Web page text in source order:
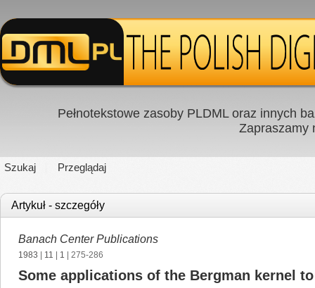
Pełnotekstowe zasoby PLDML oraz innych
Zapraszamy
Szukaj Przeglądaj
Artykuł - szczegóły
Banach Center Publications
1983 11 1 | 275-286
Some applications of the Bergman kernel